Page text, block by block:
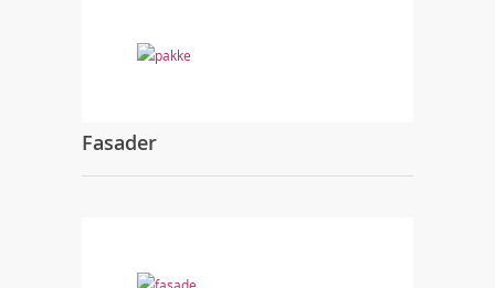
Fasader